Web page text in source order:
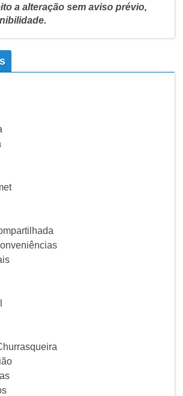
a alteração sem aviso prévio,